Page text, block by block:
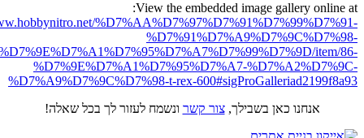
View the embedded image gallery online at:
%D7%AA%D7%97%D7%91%D7%99%D7%91-
%D7%91%D7%A9%D7%9C%D7%98-
item/86-
%D7%9E%D7%A1%D7%95%D7%A7-%D7%A2%D7%9C-
%D7%A9%D7%9C%D7%98-t-rex-600#sigProGalleriad2199f8a93
אנחנו כאן בשבילך,צור קשר ונשמח לעזור לך בכל שאלה!